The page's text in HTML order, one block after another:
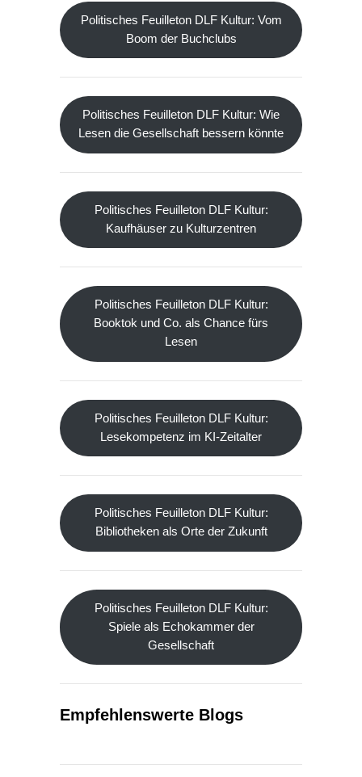
Politisches Feuilleton DLF Kultur: Vom
Boom der Buchclubs
Politisches Feuilleton DLF Kultur: Wie
Lesen die Gesellschaft bessern könnte
Politisches Feuilleton DLF Kultur:
Kaufhäuser zu Kulturzentren
Politisches Feuilleton DLF Kultur:
Booktok und Co. als Chance fürs
Lesen
Politisches Feuilleton DLF Kultur:
Lesekompetenz im KI-Zeitalter
Politisches Feuilleton DLF Kultur:
Bibliotheken als Orte der Zukunft
Politisches Feuilleton DLF Kultur:
Spiele als Echokammer der
Gesellschaft
Empfehlenswerte Blogs